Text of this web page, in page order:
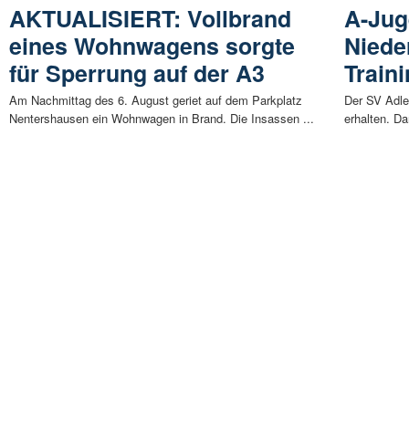
AKTUALISIERT: Vollbrand
eines Wohnwagens sorgte
für Sperrung auf der A3
Am Nachmittag des 6. August geriet auf dem Parkplatz
Nentershausen ein Wohnwagen in Brand. Die Insassen ...
A-
Der SV
erhalten.